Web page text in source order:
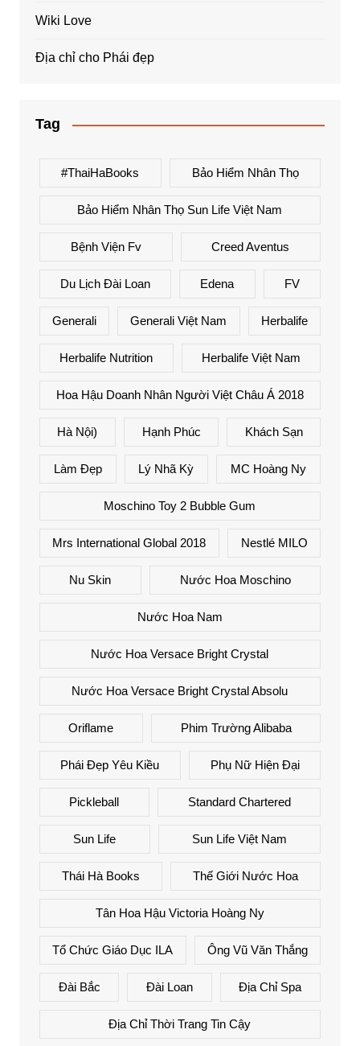
Wiki Love
Địa chỉ cho Phái đẹp
Tag
#ThaiHaBooks Bảo Hiểm Nhân Thọ
Bảo Hiểm Nhân Thọ Sun Life Việt Nam
Bệnh Viện Fv Creed Aventus
Du Lịch Đài Loan Edena FV
Generali Generali Việt Nam Herbalife
Herbalife Nutrition Herbalife Việt Nam
Hoa Hậu Doanh Nhân Người Việt Châu Á 2018
Hà Nội) Hạnh Phúc Khách Sạn
Làm Đẹp Lý Nhã Kỳ MC Hoàng Ny
Moschino Toy 2 Bubble Gum
Mrs International Global 2018 Nestlé MILO
Nu Skin Nước Hoa Moschino
Nước Hoa Nam
Nước Hoa Versace Bright Crystal
Nước Hoa Versace Bright Crystal Absolu
Oriflame Phim Trường Alibaba
Phái Đẹp Yêu Kiều Phụ Nữ Hiện Đại
Pickleball Standard Chartered
Sun Life Sun Life Việt Nam
Thái Hà Books Thế Giới Nước Hoa
Tân Hoa Hậu Victoria Hoàng Ny
Tổ Chức Giáo Dục ILA Ông Vũ Văn Thắng
Đài Bắc Đài Loan Địa Chỉ Spa
Địa Chỉ Thời Trang Tin Cậy